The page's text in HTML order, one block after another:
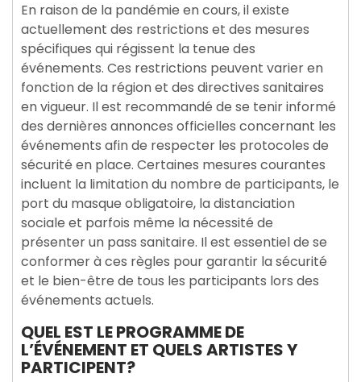
En raison de la pandémie en cours, il existe
actuellement des restrictions et des mesures
spécifiques qui régissent la tenue des
événements. Ces restrictions peuvent varier en
fonction de la région et des directives sanitaires
en vigueur. Il est recommandé de se tenir informé
des dernières annonces officielles concernant les
événements afin de respecter les protocoles de
sécurité en place. Certaines mesures courantes
incluent la limitation du nombre de participants, le
port du masque obligatoire, la distanciation
sociale et parfois même la nécessité de
présenter un pass sanitaire. Il est essentiel de se
conformer à ces règles pour garantir la sécurité
et le bien-être de tous les participants lors des
événements actuels.
QUEL EST LE PROGRAMME DE
L’ÉVÉNEMENT ET QUELS ARTISTES Y
PARTICIPENT?